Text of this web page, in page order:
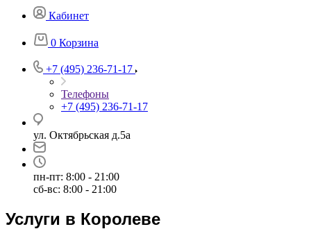
Кабинет
0 Корзина
+7 (495) 236-71-17
Телефоны
+7 (495) 236-71-17
ул. Октябрьская д.5а
пн-пт: 8:00 - 21:00
сб-вс: 8:00 - 21:00
Услуги в Королеве